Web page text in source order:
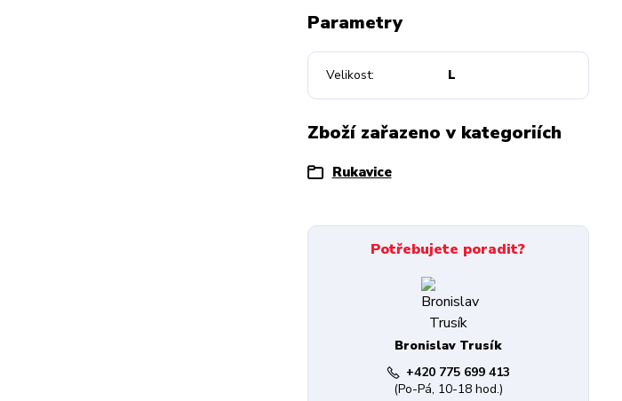
Parametry
Velikost L
Zboží zařazeno v kategoriích
Rukavice
Potřebujete poradit?
Bronislav Trusík
+420 775 699 413
(Po-Pá, 10-18 hod.)